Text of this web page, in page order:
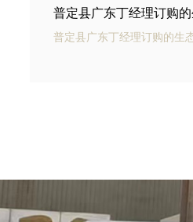
普定县河北邢台王总订
普定县银通碳纤雨水收集模